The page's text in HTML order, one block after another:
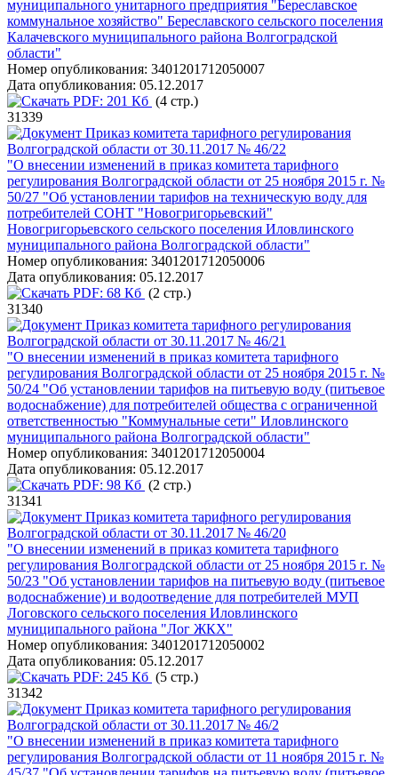
муниципального унитарного предприятия "Береславское
коммунальное хозяйство" Береславского сельского поселения
Калачевского муниципального района Волгоградской
области"
Номер опубликования: 3401201712050007
Дата опубликования: 05.12.2017
PDF: 201 Кб (4 стр.)
31339
Приказ комитета тарифного регулирования
Волгоградской области от 30.11.2017 № 46/22
"О внесении изменений в приказ комитета тарифного
регулирования Волгоградской области от 25 ноября 2015 г. №
50/27 "Об установлении тарифов на техническую воду для
потребителей СОНТ "Новогригорьевский"
Новогригорьевского сельского поселения Иловлинского
муниципального района Волгоградской области"
Номер опубликования: 3401201712050006
Дата опубликования: 05.12.2017
PDF: 68 Кб (2 стр.)
31340
Приказ комитета тарифного регулирования
Волгоградской области от 30.11.2017 № 46/21
"О внесении изменений в приказ комитета тарифного
регулирования Волгоградской области от 25 ноября 2015 г. №
50/24 "Об установлении тарифов на питьевую воду (питьевое
водоснабжение) для потребителей общества с ограниченной
ответственностью "Коммунальные сети" Иловлинского
муниципального района Волгоградской области"
Номер опубликования: 3401201712050004
Дата опубликования: 05.12.2017
PDF: 98 Кб (2 стр.)
31341
Приказ комитета тарифного регулирования
Волгоградской области от 30.11.2017 № 46/20
"О внесении изменений в приказ комитета тарифного
регулирования Волгоградской области от 25 ноября 2015 г. №
50/23 "Об установлении тарифов на питьевую воду (питьевое
водоснабжение) и водоотведение для потребителей МУП
Логовского сельского поселения Иловлинского
муниципального района "Лог ЖКХ"
Номер опубликования: 3401201712050002
Дата опубликования: 05.12.2017
PDF: 245 Кб (5 стр.)
31342
Приказ комитета тарифного регулирования
Волгоградской области от 30.11.2017 № 46/2
"О внесении изменений в приказ комитета тарифного
регулирования Волгоградской области от 11 ноября 2015 г. №